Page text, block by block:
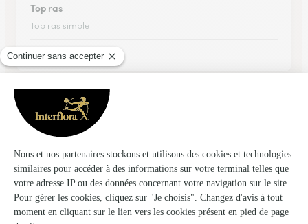
Top ras
Top ras simple
★ ★ ★
Parfait
Parfait ! La fleuriste m’a contactée en amont afin de faire le
point sur le bouquet. J’ai vraiment apprécié que le message
accompagnant le bouquet soit retranscrit de manière
manuscrite ! Ça change des messages imprimés ! Mon amie
était…
11/07/2026